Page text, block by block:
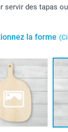
servir des tapas
la forme